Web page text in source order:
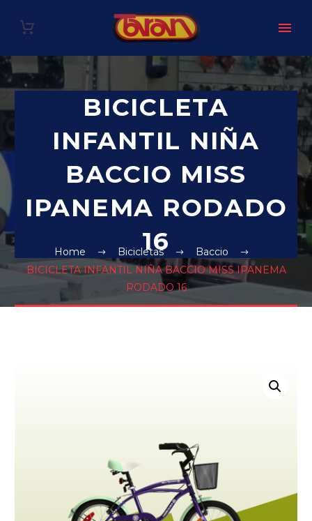
BICICLETA
INFANTIL NIÑA
BACCIO MISS
IPANEMA RODADO
16
Home Bicicletas
Baccio
BICICLETA INFANTIL NIÑA BACCIO MISS IPANEMA
RODADO 16